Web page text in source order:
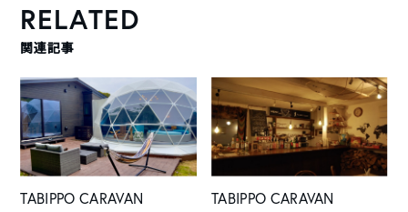
RELATED
関連記事
TABIPPO CARAVAN TABIPPO CARAVAN